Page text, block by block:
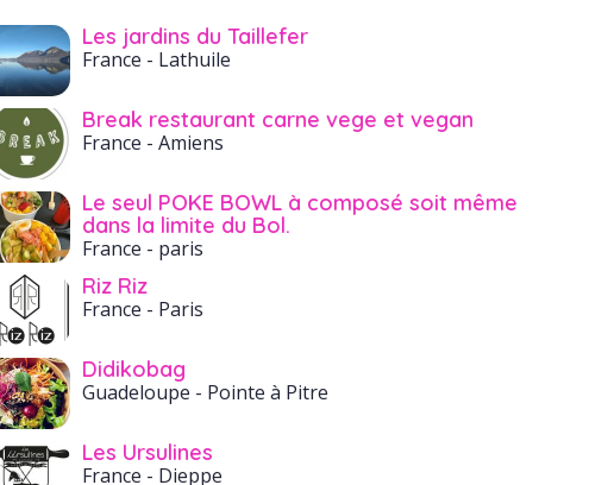
Les jardins du Taillefer
France - Lathuile
Break restaurant carne vege et vegan
France - Amiens
Le seul POKE BOWL à composé soit même
dans la limite du Bol.
France - paris
Riz Riz
France - Paris
Didikobag
Guadeloupe - Pointe à Pitre
Les Ursulines
France - Dieppe